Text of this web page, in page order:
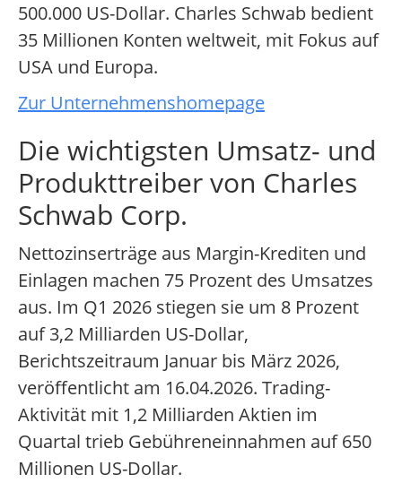
500.000 US-Dollar. Charles Schwab bedient
35 Millionen Konten weltweit, mit Fokus auf
USA und Europa.
Zur Unternehmenshomepage
Die wichtigsten Umsatz- und
Produkttreiber von Charles
Schwab Corp.
Nettozinserträge aus Margin-Krediten und
Einlagen machen 75 Prozent des Umsatzes
aus. Im Q1 2026 stiegen sie um 8 Prozent
auf 3,2 Milliarden US-Dollar,
Berichtszeitraum Januar bis März 2026,
veröffentlicht am 16.04.2026. Trading-
Aktivität mit 1,2 Milliarden Aktien im
Quartal trieb Gebühreneinnahmen auf 650
Millionen US-Dollar.